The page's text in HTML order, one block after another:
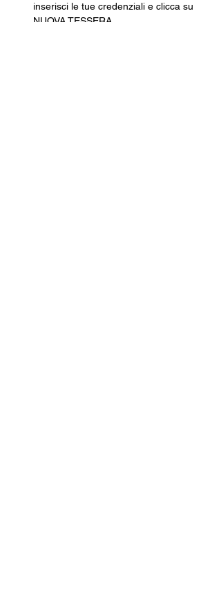
inserisci le tue credenziali e clicca su
NUOVA TESSERA.